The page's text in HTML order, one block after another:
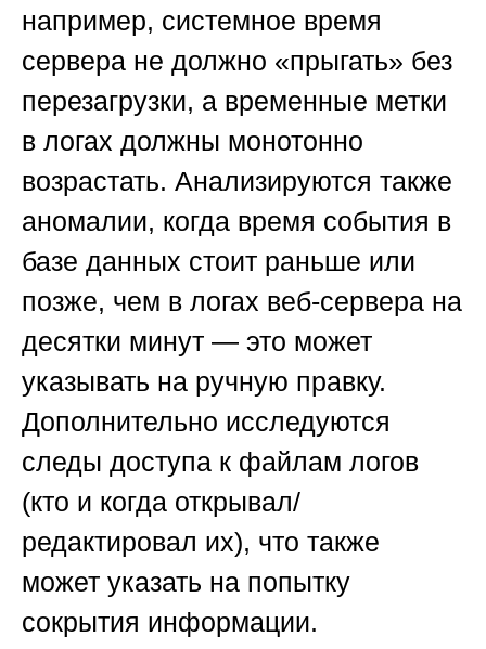
например, системное время
сервера не должно «прыгать» без
перезагрузки, а временные метки
в логах должны монотонно
возрастать. Анализируются также
аномалии, когда время события в
базе данных стоит раньше или
позже, чем в логах веб-сервера на
десятки минут — это может
указывать на ручную правку.
Дополнительно исследуются
следы доступа к файлам логов
(кто и когда открывал/
редактировал их), что также
может указать на попытку
сокрытия информации.